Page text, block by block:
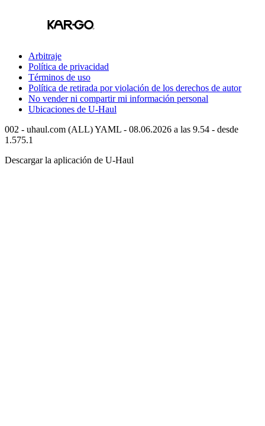
Arbitraje
Política de privacidad
Términos de uso
Política de retirada por violación de los derechos de autor
No vender ni compartir mi información personal
Ubicaciones de U-Haul
002 - uhaul.com (ALL) YAML - 08.06.2026 a las 9.54 - desde
1.575.1
Descargar la aplicación de U-Haul